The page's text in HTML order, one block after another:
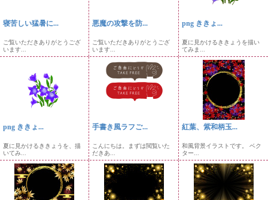
寝苦しい猛暑に...
ご覧いただきありがとうござ
います...
悪魔の攻撃を防...
ご覧いただきありがとうござ
います...
png ききょ...
夏に見かけるききょうを描い
てみま...
png ききょ...
夏に見かけるききょうを、描
いてみ...
手書き風ラフご...
こんにちは。まずは閲覧いた
だきあ...
紅葉、紫和柄玉...
和風背景イラストです。 ベク
ター...